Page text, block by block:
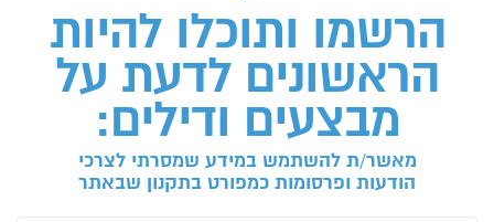
הרשמו ותוכלו להיות
הראשונים לדעת על
מבצעים ודילים:
מאשר/ת להשתמש במידע שמסרתי לצרכי
הודעות ופרסומות כמפורט בתקנון שבאתר